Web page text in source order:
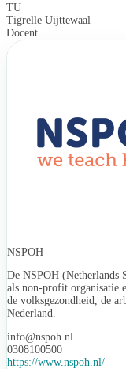
TU
Tigrelle Uijttewaal
Docent
NSPOH
De NSPOH (Netherlands
als non-profit organisatie
de volksgezondheid, de
Nederland.
info@nspoh.nl
0308100500
https://www.nspoh.nl/